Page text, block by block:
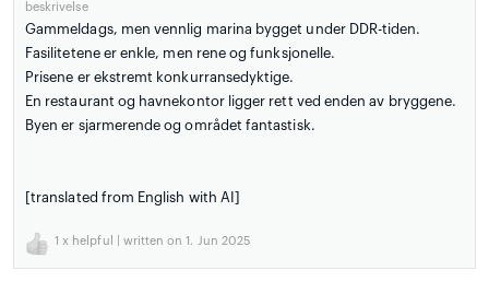
beskrivelse
Gammeldags, men vennlig marina bygget under DDR-tiden.
Fasilitetene er enkle, men rene og funksjonelle.
Prisene er ekstremt konkurransedyktige.
En restaurant og havnekontor ligger rett ved enden av bryggene.
Byen er sjarmerende og området fantastisk.
[translated from English with AI]
1 x helpful | written on 1. Jun 2025